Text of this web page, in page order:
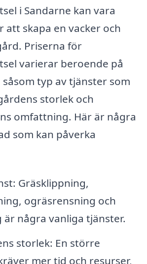
i Sandarne kan vara
att skapa en vacker och
Priserna för
varierar beroende på
typ av tjänster som
storlek och
omfattning. Här är några
som kan påverka
Gräsklippning,
ogräsrensning och
några vanliga tjänster.
storlek: En större
mer tid och resurser,